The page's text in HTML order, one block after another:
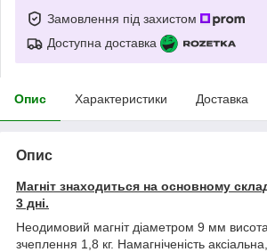
Замовлення під захистом
Доступна доставка
Опис Характеристики Доставка
Опис
Магніт знаходиться на основному
3 дні.
Неодимовий магніт діаметром 9 мм
зчеплення 1,8 кг. Намагніченість аксіальна,